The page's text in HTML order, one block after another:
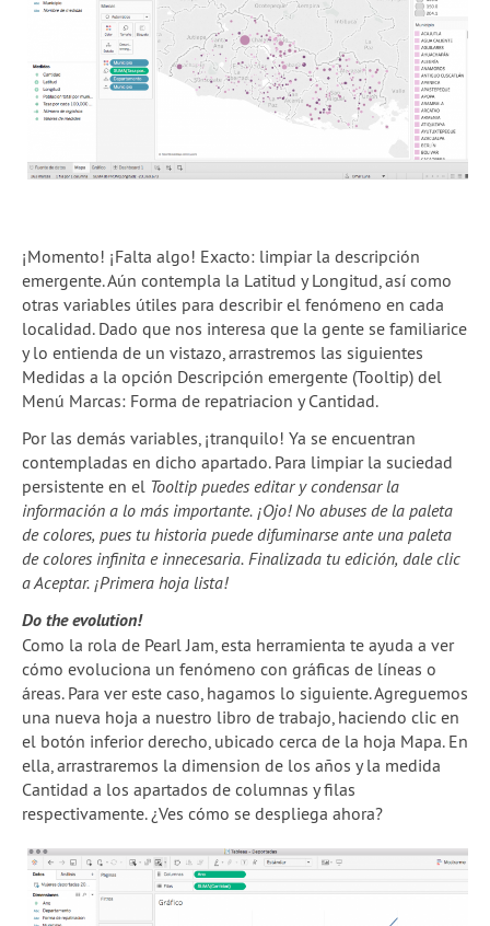
¡Momento! ¡Falta algo! Exacto: limpiar la descripción
emergente. Aún contempla la Latitud y Longitud, así como
otras variables útiles para describir el fenómeno en cada
localidad. Dado que nos interesa que la gente se familiarice
y lo entienda de un vistazo, arrastremos las siguientes
Medidas a la opción Descripción emergente (Tooltip) del
Menú Marcas: Forma de repatriacion y Cantidad.
Por las demás variables, ¡tranquilo! Ya se encuentran
contempladas en dicho apartado. Para limpiar la suciedad
persistente en el Tooltip puedes editar y condensar la
información a lo más importante. ¡Ojo! No abuses de la paleta
de colores, pues tu historia puede difuminarse ante una paleta
de colores infinita e innecesaria. Finalizada tu edición, dale clic
a Aceptar. ¡Primera hoja lista!
Do the evolution!
Como la rola de Pearl Jam, esta herramienta te ayuda a ver
cómo evoluciona un fenómeno con gráficas de líneas o
áreas. Para ver este caso, hagamos lo siguiente. Agreguemos
una nueva hoja a nuestro libro de trabajo, haciendo clic en
el botón inferior derecho, ubicado cerca de la hoja Mapa. En
ella, arrastraremos la dimension de los años y la medida
Cantidad a los apartados de columnas y filas
respectivamente. ¿Ves cómo se despliega ahora?